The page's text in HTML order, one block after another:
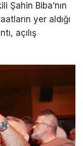
Şahin Biba’nın
yer aldığı
açılış